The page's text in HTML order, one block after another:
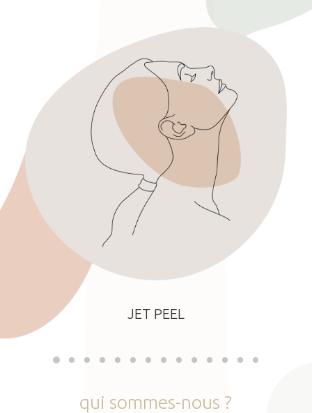
JET PEEL
qui sommes-nous ?